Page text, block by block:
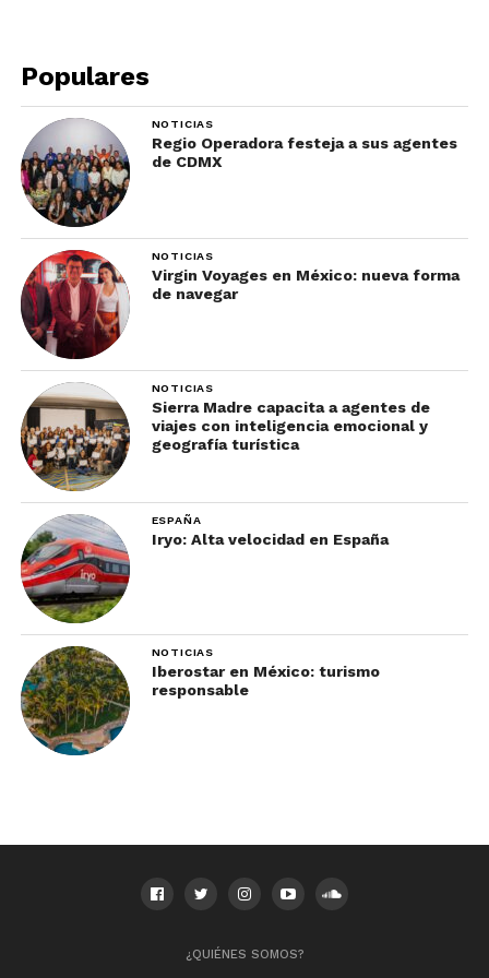
9. Guadalajara, México
Como un verdadero orgullo mexicano y
reconocidas por todo el mundo, las mujeres de
Guadalajara son las más bellas del país. Las tapatías
y sus ojos que encantan, seguro te convencen de
bailar el Jarabe tapatío.
10. Seoul, South Korea
Populares
NOTICIAS
Regio Operadora festeja a sus agentes
de CDMX
NOTICIAS
Virgin Voyages en México: nueva forma
de navegar
NOTICIAS
Sierra Madre capacita a agentes de
viajes con inteligencia emocional y
geografía turística
ESPAÑA
Iryo: Alta velocidad en España
NOTICIAS
Iberostar en México: turismo
responsable
¿QUIÉNES SOMOS?